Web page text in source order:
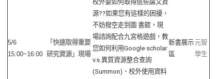
5/6
15:00~16:00
「快速取得重要
研究資源」現場
校外要如何取得這些論文資
源??如果您有這樣的困擾，
不妨撥空走到圖 書館，現
場諮詢配合九宮格遊戲，教
您如何利用Google scholar
v.s.異質資源整合查詢
(Summon)、校外使用資料
新書展示
區
元智
學生